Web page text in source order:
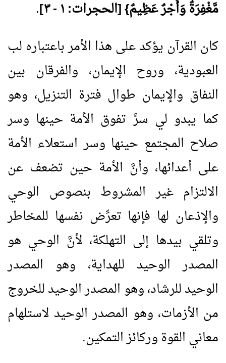
مَّغْفِرَةٌ وَأَجْرٌ عَظِيمٌ} [الحجرات: ١ - ٣]
.
كان القرآن يؤكد على هذا الأمر باعتباره لب
العبودية، وروح الإيمان، والفرقان بين
النفاق والإيمان طوال فترة التنزيل، وهو
كما يبدو لي سرَّ تفوق الأمة حينها وسر
صلاح المجتمع حينها وسر استعلاء الأمة
على أعدائها، وأنَّ الأمة حين تضعف عن
الالتزام غير المشروط بنصوص الوحي
والإذعان لها فإنها تعرِّض نفسها للمخاطر
وتلقي بيدها إلى التهلكة، لأنَّ الوحي هو
المصدر الوحيد للهداية، وهو المصدر
الوحيد للرشاد، وهو المصدر الوحيد للخروج
من الأزمات، وهو المصدر الوحيد لاستلهام
معاني القوة وركائز التمكين.